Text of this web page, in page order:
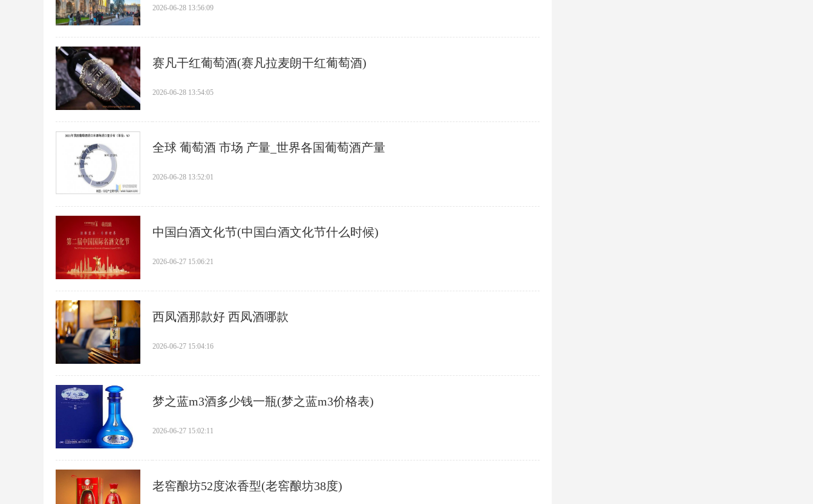
2026-06-28 13:56:09
​赛凡干红葡萄酒(赛凡拉麦朗干红葡萄酒)
2026-06-28 13:54:05
​全球 葡萄酒 市场 产量_世界各国葡萄酒产量
2026-06-28 13:52:01
​中国白酒文化节(中国白酒文化节什么时候)
2026-06-27 15:06:21
​西凤酒那款好 西凤酒哪款
2026-06-27 15:04:16
​梦之蓝m3酒多少钱一瓶(梦之蓝m3价格表)
2026-06-27 15:02:11
​老窖酿坊52度浓香型(老窖酿坊38度)